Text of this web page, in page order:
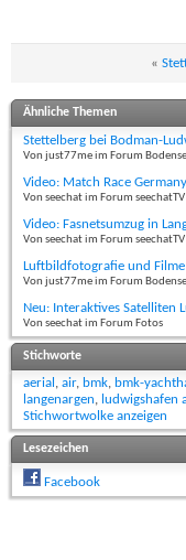
«
Ähnliche Themen
Stettelberg bei Bodman-
Von just77me im Forum
Video: Match Race
Von seechat im Forum
Video: Fasnetsumzug in
Von seechat im Forum
Luftbildfotografie und
Von just77me im Forum
Neu: Interaktives Satelliten
Von seechat im Forum Fotos
Stichworte
aerial , air, bmk, bmk-
langenargen, ludwigshafen
Stichwortwolke anzeigen
Lesezeichen
Facebook